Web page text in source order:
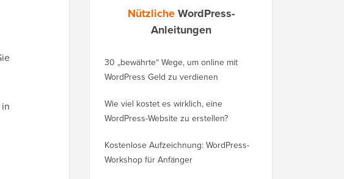
NützlicheWordPress-
Anleitungen
30 „bewährte“ Wege, um online mit
WordPress Geld zu verdienen
Wie viel kostet es wirklich, eine
WordPress-Website zu erstellen?
Kostenlose Aufzeichnung: WordPress-
Workshop für Anfänger